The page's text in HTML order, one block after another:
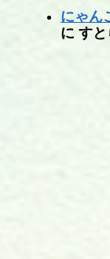
にゃん
に すと